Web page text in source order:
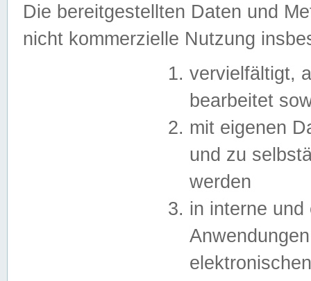
Die bereitgestellten Daten und
nicht kommerzielle Nutzung
vervielfältigt,
bearbeitet
mit eigenen
und zu
werden
in interne